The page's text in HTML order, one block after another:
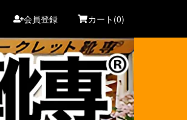
会員登録 カート(0)